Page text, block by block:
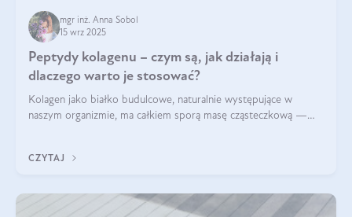
mgr inż. Anna Sobol
15 wrz 2025
Peptydy kolagenu – czym są, jak działają i
dlaczego warto je stosować?
Kolagen jako białko budulcowe, naturalnie występujące w
naszym organizmie, ma całkiem sporą masę cząsteczkową —
bardziej biodostępny
CZYTAJ